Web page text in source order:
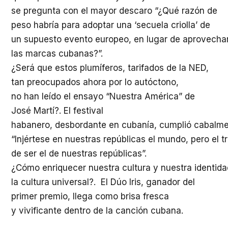
se pregunta con el mayor descaro “¿Qué razón de
peso habría para adoptar una ‘secuela criolla’ de
un supuesto evento europeo, en lugar de
las marcas cubanas?”.
¿Será que estos plumíferos, tarifados de la NED,
tan preocupados ahora por lo autóctono,
no han leído el ensayo “Nuestra América” de
José Martí?. El festival
habanero, desbordante en cubanía, cumplió
“Injértese en nuestras repúblicas el mundo, pero el
de ser el de nuestras repúblicas”.
¿Cómo enriquecer nuestra cultura y nuestra
la cultura universal?. El Dúo Iris, ganador del
primer premio, llega como brisa fresca
y vivificante dentro de la canción cubana.